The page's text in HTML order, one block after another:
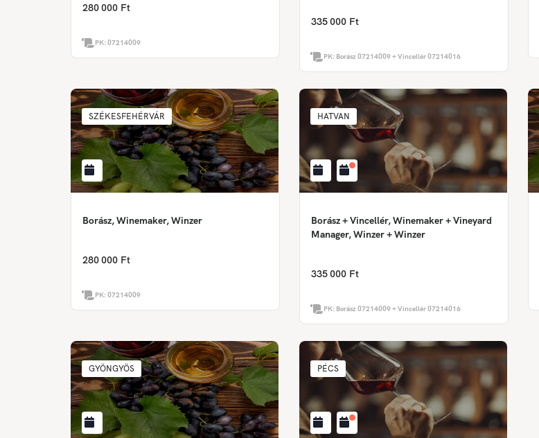
280 000 Ft
PK:07214009
335 000 Ft
PK: Borász 07214009 + Vincellér 07214016
SZÉKESFEHÉRVÁR
Borász, Winemaker, Winzer
280 000 Ft
PK:07214009
HATVAN
Borász + Vincellér, Winemaker + Vineyard
Manager, Winzer + Winzer
335 000 Ft
PK: Borász 07214009 + Vincellér 07214016
GYÖNGYÖS PÉCS